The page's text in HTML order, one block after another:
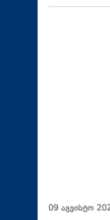
09 აგვისტო